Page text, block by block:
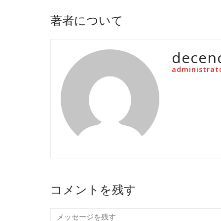
著者について
コメントを残す